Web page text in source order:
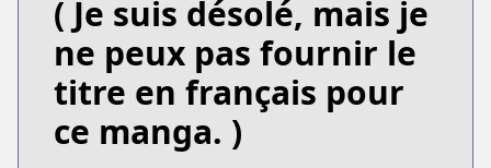
Kitsu
Kitsu
https://kitsu.app/manga/65012
CDJapan
https://www.anime-planet.com/manga/https://
( Je suis désolé, mais je
ne peux pas fournir le
titre en français pour
ce manga. )